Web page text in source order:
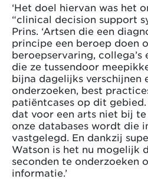
‘Het doel hiervan was het
“clinical decision support
Prins. ‘Artsen die een
principe een beroep doen
beroepservaring,
die ze tussendoor
bijna dagelijks verschijnen
onderzoeken, best
patiëntcases op dit
dat voor een arts niet bij te
onze databases wordt die
vastgelegd. En dankzij
Watson is het nu mogelijk
seconden te onderzoeken
informatie.’